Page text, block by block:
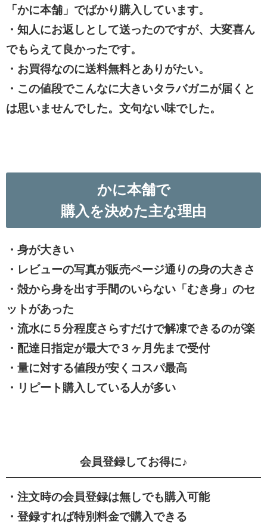
「かに本舗」でばかり購入しています。
・知人にお返しとして送ったのですが、大変喜ん
でもらえて良かったです。
・お買得なのに送料無料とありがたい。
・この値段でこんなに大きいタラバガニが届くと
は思いませんでした。文句ない味でした。
かに本舗で
購入を決めた主な理由
・身が大きい
・レビューの写真が販売ページ通りの身の大きさ
・殻から身を出す手間のいらない「むき身」のセ
ットがあった
・流水に５分程度さらすだけで解凍できるのが楽
・配達日指定が最大で３ヶ月先まで受付
・量に対する値段が安くコスパ最高
・リピート購入している人が多い
会員登録してお得に♪
・注文時の会員登録は無しでも購入可能
・登録すれば特別料金で購入できる